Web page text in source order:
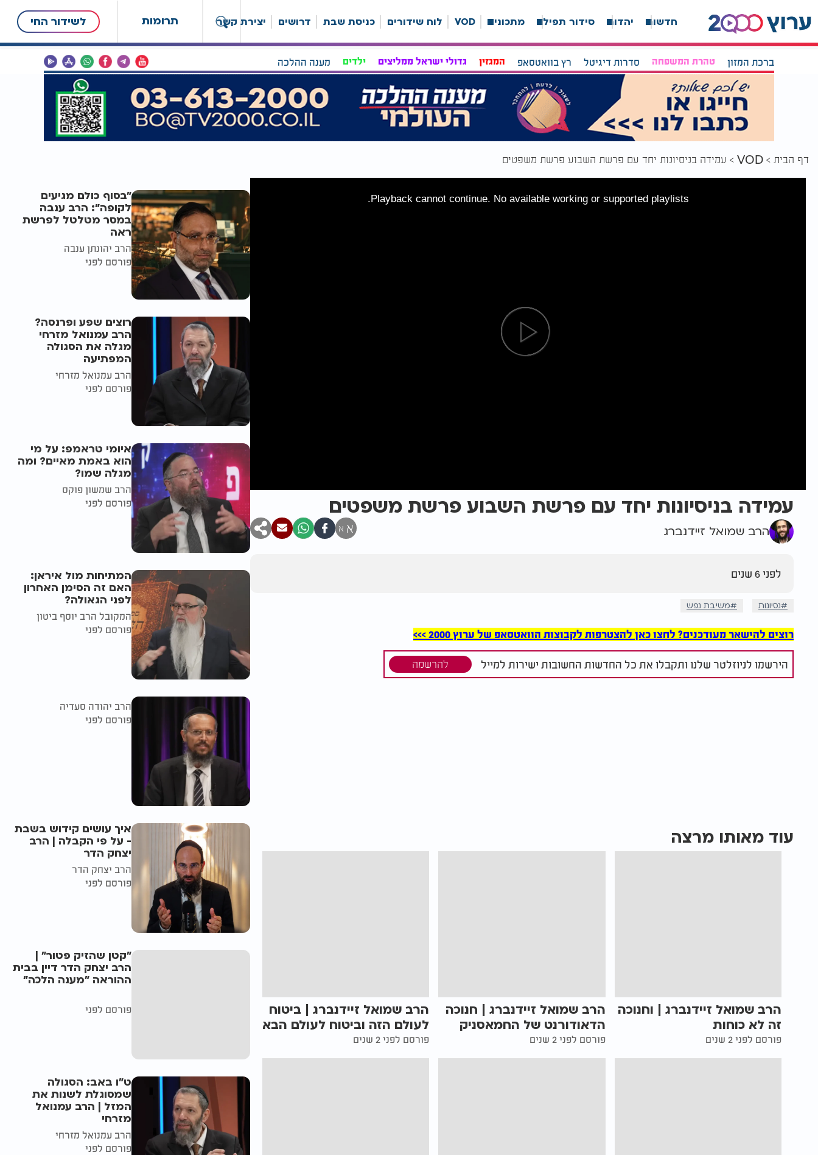
תרומות לשידור החי חדשות יהדות סידור תפילה מתכונים VOD לוח שידורים כניסת שבת דרושים יצירת קשר
ברכת המזון טהרת המשפחה סדרות דיגיטל רץ בוואטסאפ המגזין גדולי ישראל ממליצים ילדים מענה ההלכה
דף הבית VOD עמידה בניסיונות יחד עם פרשת השבוע פרשת משפטים
Playback cannot continue. No available working or supported playlists.
עמידה בניסיונות יחד עם פרשת השבוע פרשת משפטים
הרב שמואל זיידנברג א א
לפני 6 שנים
נסיונות משיבת נפש
רוצים להישאר מעודכנים? לחצו כאן להצטרפות לקבוצות הוואטסאפ של ערוץ 2000 >>>
הירשמו לניוזלטר שלנו ותקבלו את כל החדשות החשובות ישירות למייל להרשמה
עוד מאותו מרצה
הרב שמואל זיידנברג | וחנוכה
זה לא כוחות
פורסם לפני 2 שנים
הרב שמואל זיידנברג | חנוכה
הדאודורנט של החמאסניק
פורסם לפני 2 שנים
הרב שמואל זיידנברג | ביטוח
לעולם הזה וביטוח לעולם הבא
פורסם לפני 2 שנים
"בסוף כולם מגיעים
לקופה": הרב ענבה
במסר מטלטל לפרשת
ראה
הרב יהונתן ענבה
פורסם לפני
רוצים שפע ופרנסה?
הרב עמנואל מזרחי
מגלה את הסגולה
המפתיעה
הרב עמנואל מזרחי
פורסם לפני
איומי טראמפ: על מי
הוא באמת מאיים? ומה
מגלה שמו?
הרב שמשון פוקס
פורסם לפני
המתיחות מול איראן:
האם זה הסימן האחרון
לפני הגאולה?
המקובל הרב יוסף ביטון
פורסם לפני
הרב יהודה סעדיה
פורסם לפני
איך עושים קידוש בשבת
- על פי הקבלה | הרב
יצחק הדר
הרב יצחק הדר
פורסם לפני
"קטן שהזיק פטור" |
הרב יצחק הדר דיין בבית
ההוראה "מענה הלכה"
פורסם לפני
ט"ו באב: הסגולה
שמסוגלת לשנות את
המזל | הרב עמנואל
מזרחי
הרב עמנואל מזרחי
פורסם לפני